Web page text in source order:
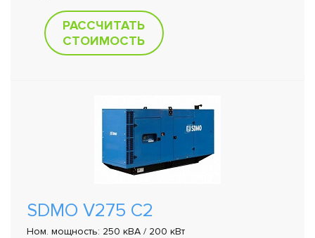
РАССЧИТАТЬ
СТОИМОСТЬ
SDMO V275 C2
Ном. мощность: 250 кВА / 200 кВт